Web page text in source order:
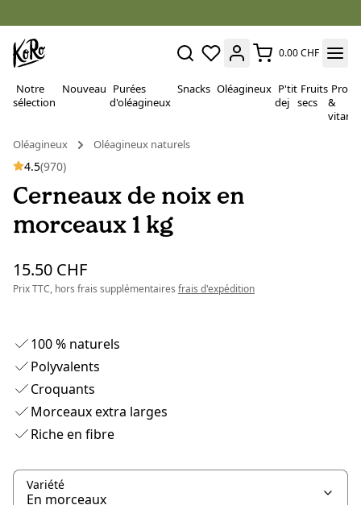
0.00 CHF
Notre
sélection
Nouveau Purées
d'oléagineux
Snacks Oléagineux P'tit
dej
Fruits
secs
&
Oléagineux
Oléagineux naturels
4.5(970)
Cerneaux de noix en
morceaux 1 kg
15.50 CHF
Prix TTC, hors frais supplémentaires frais d'expédition
100 % naturels
Polyvalents
Croquants
Morceaux extra larges
Riche en fibre
Variété